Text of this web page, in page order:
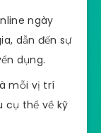
ngày
dẫn đến sự
dụng.
mỗi vị trí
cụ thể về kỹ